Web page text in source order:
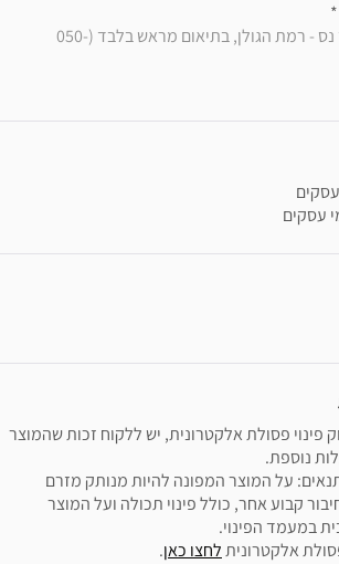
* הערה: ללא עלות מחד נס - רמת הגולן, בתיאום מראש בלבד (050-
אלקטרונית לחצו כאן.